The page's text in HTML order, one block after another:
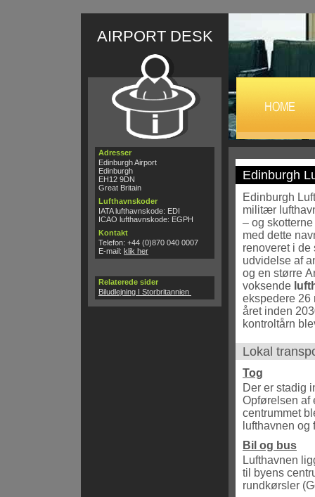
AIRPORT DESK
Adresser
Edinburgh Airport
Edinburgh
EH12 9DN
Great Britain
Lufthavnskoder
IATA lufthavnskode: EDI
ICAO lufthavnskode: EGPH
Kontakt
Telefon: +44 (0)870 040 0007
E-mail: klik her
Relaterede sider
Biludlejning I Storbritannien
Edinburgh
Edinburgh
militær
– og
med dette
renoveret i de
udvidelse af
og en større
voksende
ekspedere 26
året inden
kontroltårn
Lokal
Tog
Der er stadig
Opførelsen af
centrummet
lufthavnen
Bil og bus
Lufthavnen
til byens
rundkørsler